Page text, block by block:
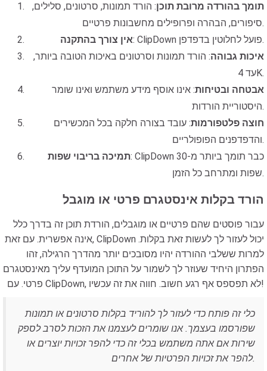
תומך בהורדה מרובת תוכן: הורד תמונות, סרטונים, סלילים,
סיפורים, הבהרה ופרופילים מחשבונות פרטיים.
אין צורך בהתקנה
: ClipDown פועל לחלוטין בדפדפן.
איכות גבוהה: הורד תמונות וסרטונים באיכות הטובה ביותר,
עד 4K.
אבטחה ובטיחות: אינו אוסף מידע משתמש ואינו שומר
היסטוריית הורדות.
חוצה פלטפורמות: עובד בצורה חלקה בכל המכשירים
והדפדפנים הפופולריים.
תמיכה בריבוי שפות: ClipDown כבר תומך ביותר מ-30
שפות ומתרחב כל הזמן.
הורד בקלות אינסטגרם פרטי או מוגבל
עבור פוסטים שהם פרטיים או מוגבלים, הורדת תוכן זה בדרך כלל
אינה אפשרית. עם זאת, ClipDown יכול לעזור לך לעשות זאת בקלות.
למרות ששלבי ההורדה יהיו מסובכים יותר מהדרך הרגילה, זהו
הפתרון היחיד שעוזר לך לשמור על התוכן המועדף עליך מאינסטגרם
פרטי. עם ClipDown, לא תפספס אף רגע חשוב. חווה את זה עכשיו!
כלי זה פותח כדי לעזור לך להוריד בקלות סרטונים או תמונות
שפורסמו בעצמך. אנו שומרים לעצמנו את הזכות לסרב לספק
שירות אם אתה משתמש בכלי זה כדי להפר זכויות יוצרים או
להפר את זכויות הפרטיות של אחרים.